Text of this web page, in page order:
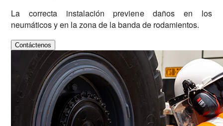
La correcta instalación previene daños en los
neumáticos y en la zona de la banda de rodamientos.